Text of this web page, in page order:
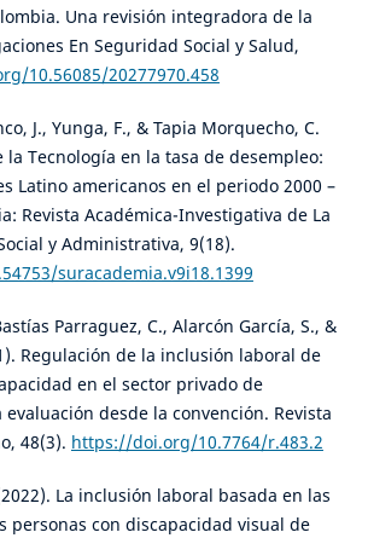
Una revisión integradora de la
En Seguridad Social y Salud,
10.56085/20277970.458
J., Yunga, F., & Tapia Morquecho, C.
la Tecnología en la tasa de desempleo:
Latino americanos en el periodo 2000 –
Revista Académica-Investigativa de La
y Administrativa, 9(18).
suracademia.v9i18.1399
Parraguez, C., Alarcón García, S., &
Regulación de la inclusión laboral de
en el sector privado de
desde la convención. Revista
48(3). https://doi.org/10.7764/r.483.2
La inclusión laboral basada en las
personas con discapacidad visual de